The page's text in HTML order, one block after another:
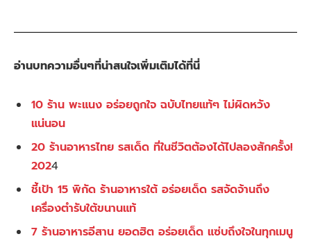
อ่านบทความอื่นๆที่น่าสนใจเพิ่มเติมได้ที่นี่
10 ร้าน พะแนง อร่อยถูกใจ ฉบับไทยแท้ๆ ไม่ผิดหวัง
แน่นอน
20 ร้านอาหารไทย รสเด็ด ที่ในชีวิตต้องได้ไปลองสักครั้ง!
2024
ชี้เป้า 15 พิกัด ร้านอาหารใต้ อร่อยเด็ด รสจัดจ้านถึง
เครื่องตำรับใต้ขนานแท้
7 ร้านอาหารอีสาน ยอดฮิต อร่อยเด็ด แซ่บถึงใจในทุกเมนู